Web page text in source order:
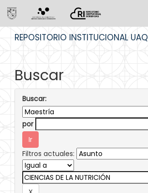
REPOSITORIO INSTITUCIONAL UAQ
Buscar
Buscar:
por
Filtros actuales: